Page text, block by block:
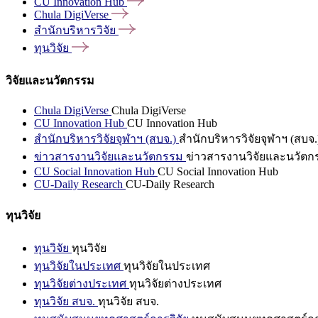
Chula DigiVerse
สำนักบริหารวิจัย
ทุนวิจัย
วิจัยและนวัตกรรม
Chula DigiVerse Chula DigiVerse
CU Innovation Hub CU Innovation Hub
สำนักบริหารวิจัยจุฬาฯ (สบจ.) สำนักบริหารวิจัยจุฬาฯ (สบจ
ข่าวสารงานวิจัยและนวัตกรรม ข่าวสารงานวิจัยและนวัตก
CU Social Innovation Hub CU Social Innovation Hub
CU-Daily Research CU-Daily Research
ทุนวิจัย
ทุนวิจัย ทุนวิจัย
ทุนวิจัยในประเทศ ทุนวิจัยในประเทศ
ทุนวิจัยต่างประเทศ ทุนวิจัยต่างประเทศ
ทุนวิจัย สบจ. ทุนวิจัย สบจ.